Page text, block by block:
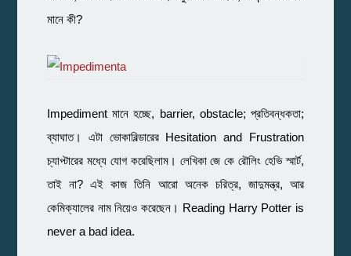
মানে কী?
Impediment মানে হচ্ছে, barrier, obstacle; প্রতিবন্ধকতা;
ব্যাঘাত। এটা ভোকাবিল্ডারের Hesitation and Frustration
চ্যাপ্টারের মধ্যে যোগ করেছিলাম। লেখিকা জে কে রৌলিং হেভি স্মার্ট,
তাই না? এই কাজ তিনি আরো অনেক চরিত্র, জাদুমন্ত্র, আর
কেমিক্যালের নাম নিয়েও করেছেন। Reading Harry Potter is
never a bad idea.